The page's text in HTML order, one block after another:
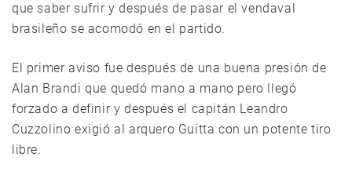
que saber sufrir y después de pasar el vendaval
brasileño se acomodó en el partido.
El primer aviso fue después de una buena presión de
Alan Brandi que quedó mano a mano pero llegó
forzado a definir y después el capitán Leandro
Cuzzolino exigió al arquero Guitta con un potente tiro
libre.